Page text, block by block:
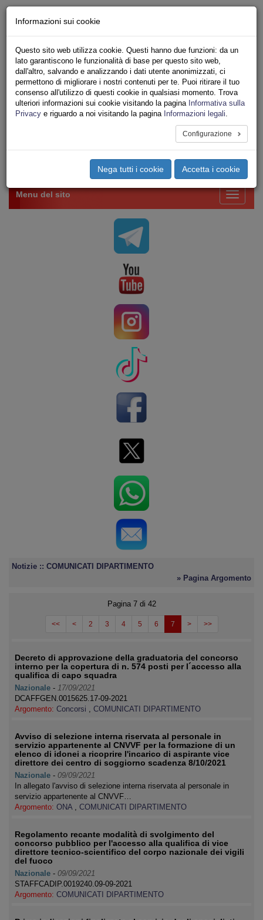
Iscriviti Online
Ricerca
Area Stampa
Privacy
VV.F.
UNIONE SINDACALE DI BASE SETTORE VIGILI
Toggle
Menu del sito
Notizie :: COMUNICATI DIPARTIMENTO
» Pagina Argomento
Pagina 7 di 42
<< < 2 3 4 5 6 7 > >>
Decreto di approvazione della graduatoria del concorso
interno per la copertura di n. 574 posti per l´accesso alla
qualifica di capo squadra
Nazionale - 17/09/2021
DCAFFGEN.0015625.17-09-2021
Argomento: Concorsi , COMUNICATI DIPARTIMENTO
Avviso di selezione interna riservata al personale in
servizio appartenente al CNVVF per la formazione di un
elenco di idonei a ricoprire l'incarico di aspirante vice
direttore dei centro di soggiorno scadenza 8/10/2021
Nazionale - 09/09/2021
In allegato l'avviso di selezione interna riservata al personale in
servizio appartenente al CNVVF…
Argomento: ONA , COMUNICATI DIPARTIMENTO
Regolamento recante modalità di svolgimento del
concorso pubblico per l'accesso alla qualifica di vice
direttore tecnico-scientifico del corpo nazionale dei vigili
del fuoco
Nazionale - 09/09/2021
STAFFCADIP.0019240.09-09-2021
Argomento: COMUNICATI DIPARTIMENTO
Informazioni sui cookie
Questo sito web utilizza cookie. Questi hanno due funzioni: da un
lato garantiscono le funzionalità di base per questo sito web,
dall'altro, salvando e analizzando i dati utente anonimizzati, ci
permettono di migliorare i nostri contenuti per te. Puoi ritirare il tuo
consenso all'utilizzo di questi cookie in qualsiasi momento. Trova
ulteriori informazioni sui cookie visitando la pagina Informativa sulla
Privacy e riguardo a noi visitando la pagina Informazioni legali.
Configurazione
Nega tutti i cookie Accetta i cookie